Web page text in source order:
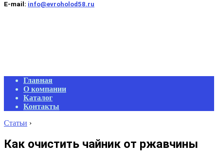
E-mail: info@evroholod58.ru
Primary
Navigation
Menu
Главная
О компании
Каталог
Контакты
Статьи ›
Как очистить чайник от ржавчины